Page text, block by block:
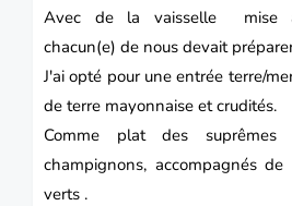
Avec de la vaisselle mise
chacun(e) de nous devait
J'ai opté pour une entrée terre/
de terre mayonnaise et crudités.
Comme plat des
champignons, accompagnés
verts .